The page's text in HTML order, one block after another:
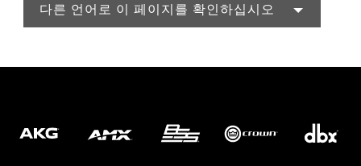
다른 언어로 이 페이지를 확인하십시오